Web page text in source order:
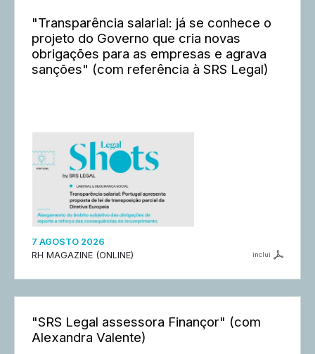
"Transparência salarial: já se conhece o
projeto do Governo que cria novas
obrigações para as empresas e agrava
sanções" (com referência à SRS Legal)
7 AGOSTO 2026
RH MAGAZINE (ONLINE)
inclui
"SRS Legal assessora Finançor" (com
Alexandra Valente)